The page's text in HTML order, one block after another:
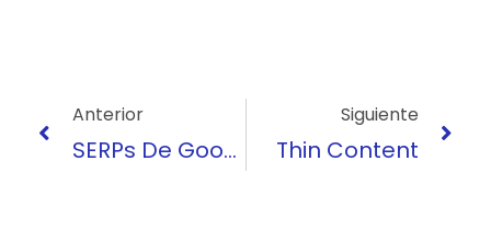
Anterior
SERPs De Google
Siguiente
Thin Content